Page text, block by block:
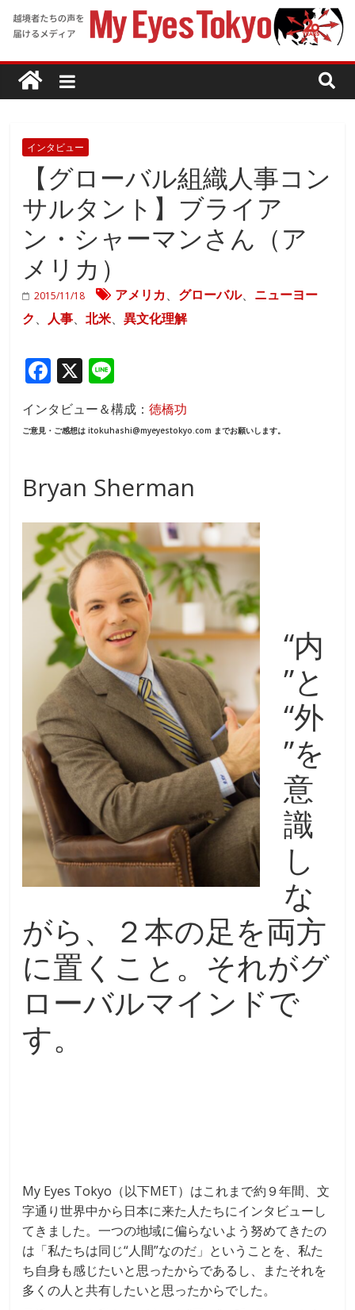
インタビュー
【グローバル組織人事コン
サルタント】ブライア
ン・シャーマンさん（ア
メリカ）
2015/11/18 アメリカ、 グローバル、 ニューヨー
ク、 人事、北米、異文化理解
F
ac
e
o
k
X
n
e
インタビュー＆構成：徳橋功
ご意見・ご感想は itokuhashi@myeyestokyo.com までお願いします。
Bryan Sherman
“内
”と
“外
”を
意
識
し
な
がら、２本の足を両方
に置くこと。それがグ
ローバルマインドで
す。
My Eyes Tokyo（以下MET）はこれまで約９年間、文
字通り世界中から日本に来た人たちにインタビューし
てきました。一つの地域に偏らないよう努めてきたの
は「私たちは同じ“人間”なのだ」ということを、私た
ち自身も感じたいと思ったからであるし、またそれを
多くの人と共有したいと思ったからでした。